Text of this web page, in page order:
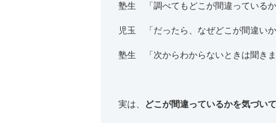
塾生 「調べてもどこが間違っているか
児玉 「だったら、なぜどこが間違いか
塾生 「次からわからないときは聞きま
実は、 どこが間違っているかを気づい